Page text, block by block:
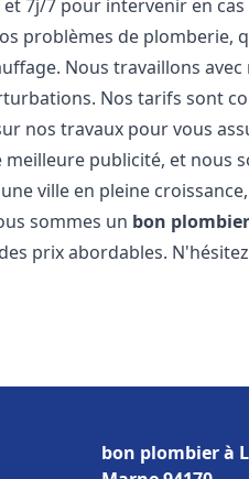
7j/7 pour intervenir en
problèmes de plomberie,
Nous travaillons
Nos tarifs sont
nos travaux pour vous
publicité, et nous
ville en pleine
sommes un bon plombier
prix abordables.
bon plombier à